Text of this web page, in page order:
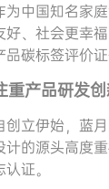
为中国知名家
好、社会更幸
品碳标签评价
重产品研发
创立伊始，蓝
计的源头高度
认证。